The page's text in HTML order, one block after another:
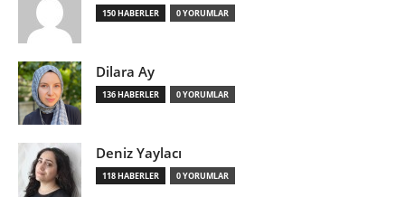
150 HABERLER 0 YORUMLAR
Dilara Ay
136 HABERLER 0 YORUMLAR
Deniz Yaylacı
118 HABERLER 0 YORUMLAR